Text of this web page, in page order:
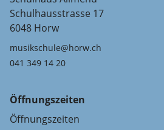
Schulhausstrasse 17
6048 Horw
musikschule@horw.ch
041 349 14 20
Öffnungszeiten
Öffnungszeiten